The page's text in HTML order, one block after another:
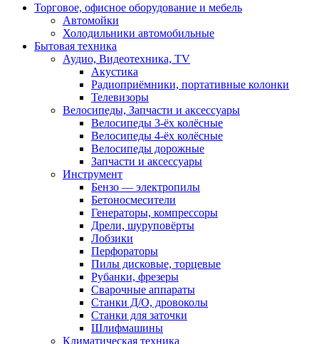
Торговое, офисное оборудование и мебель
Автомойки
Холодильники автомобильные
Бытовая техника
Аудио, Видеотехника, TV
Акустика
Радиоприёмники, портативные колонки
Телевизоры
Велосипеды, Запчасти и аксессуары
Велосипеды 3-ёх колёсные
Велосипеды 4-ёх колёсные
Велосипеды дорожные
Запчасти и аксессуары
Инструмент
Бензо — электропилы
Бетоносмесители
Генераторы, компрессоры
Дрели, шуруповёрты
Лобзики
Перфораторы
Пилы дисковые, торцевые
Рубанки, фрезеры
Сварочные аппараты
Станки Д/О, дровоколы
Станки для заточки
Шлифмашины
Климатическая техника